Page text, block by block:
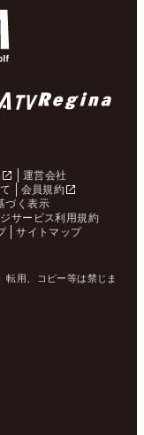
運営会社
会員規約
づく表示
サービス利用規約
サイトマップ
転用、コピー等は禁じま